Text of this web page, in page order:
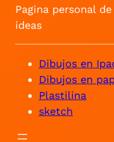
Pagina personal
ideas
Dibujos en
Dibujos en
Plastilina
sketch